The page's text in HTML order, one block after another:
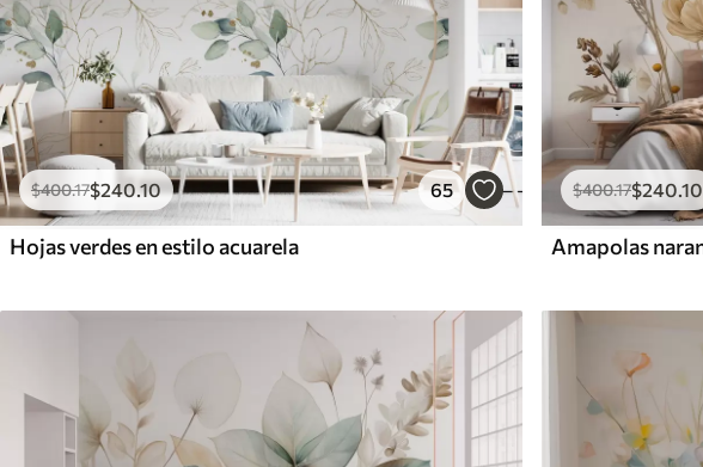
$400.17$240.10 65
Hojas verdes en estilo acuarela
$400.17$240.10